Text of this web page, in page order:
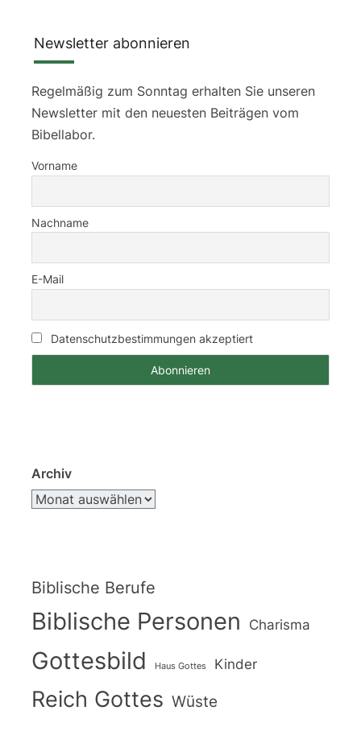
Newsletter abonnieren
Regelmäßig zum Sonntag erhalten Sie unseren
Newsletter mit den neuesten Beiträgen vom
Bibellabor.
Vorname
Nachname
E-Mail
Datenschutzbestimmungen akzeptiert
Archiv
Biblische Berufe
Biblische Personen Charisma
Gottesbild Haus Gottes Kinder
Reich Gottes Wüste